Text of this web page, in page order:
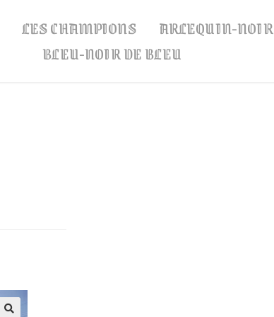
LES CHAMPIONS ARLEQUIN-NOIR
BLEU-NOIR DE BLEU